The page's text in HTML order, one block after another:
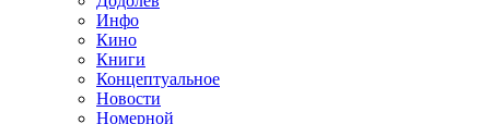
Инфо
Кино
Книги
Концептуальное
Новости
Номерной